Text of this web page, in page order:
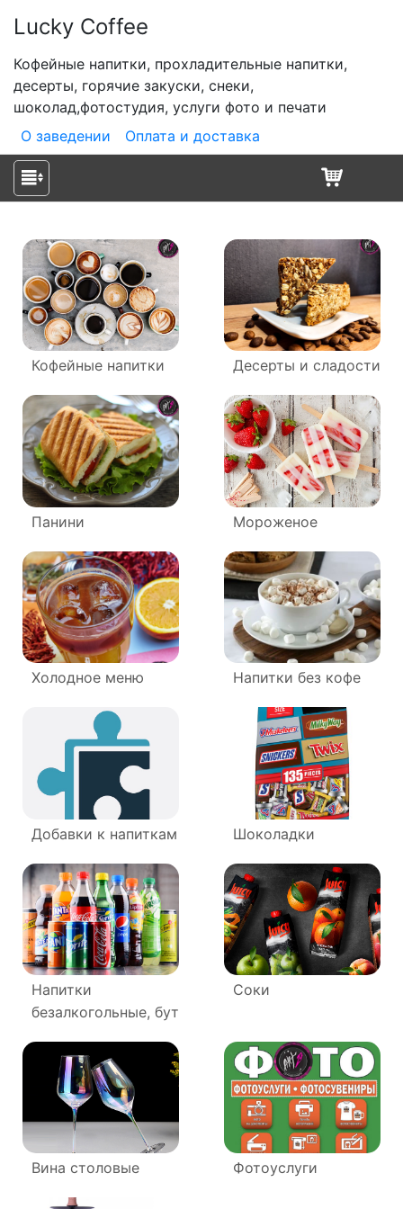
Lucky Coffee
Кофейные напитки, прохладительные напитки,
десерты, горячие закуски, снеки,
шоколад,фотостудия, услуги фото и печати
О заведении
Оплата и доставка
Кофейные напитки Десерты и сладости
Панини Мороженое
Холодное меню Напитки без кофе
Добавки к напиткам Шоколадки
Напитки
безалкогольные, бут
Соки
Вина столовые Фотоуслуги